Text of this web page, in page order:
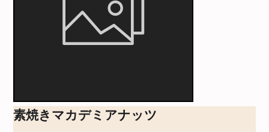
素焼きマカデミアナッツ